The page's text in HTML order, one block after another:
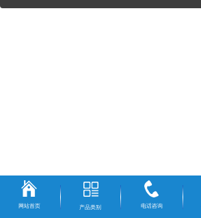
网站首页 产品类别 电话咨询